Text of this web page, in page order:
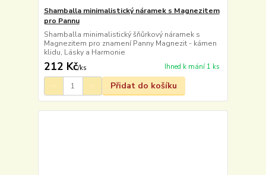
Shamballa minimalistický náramek s Magnezitem
pro Pannu
Shamballa minimalistický šňůrkový náramek s
Magnezitem pro znamení Panny Magnezit - kámen
klidu, Lásky a Harmonie
212 Kč/ks Ihned k mání 1 ks
Přidat do košíku